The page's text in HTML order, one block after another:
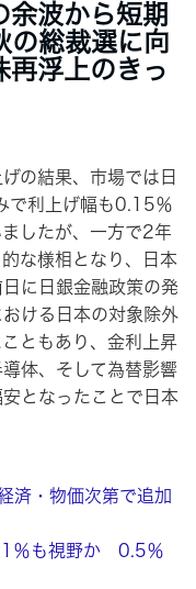
余波から短期
の総裁選に向
再浮上のきっ
の結果、市場では日
で利上げ幅も0.15％
したが、一方で2年
な様相となり、日本
に日銀金融政策の発
ける日本の対象除外
ともあり、金利上昇
体、そして為替影響
となったことで日本
済・物価次第で追加
1％も視野か 0.5％